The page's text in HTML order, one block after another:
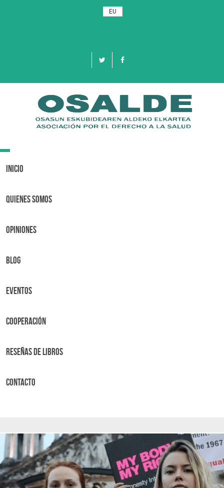
EU
Toggle
Inicio
Quienes Somos
OPINIONES
BLOG
Eventos
Cooperación
Reseñas de libros
Contacto